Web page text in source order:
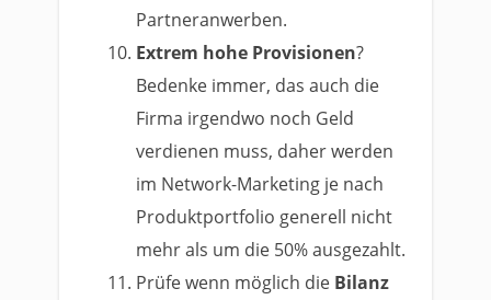
Partneranwerben.
Extrem hohe Provisionen?
Bedenke immer, das auch die
Firma irgendwo noch Geld
verdienen muss, daher werden
im Network-Marketing je nach
Produktportfolio generell nicht
mehr als um die 50% ausgezahlt.
Prüfe wenn möglich die Bilanz